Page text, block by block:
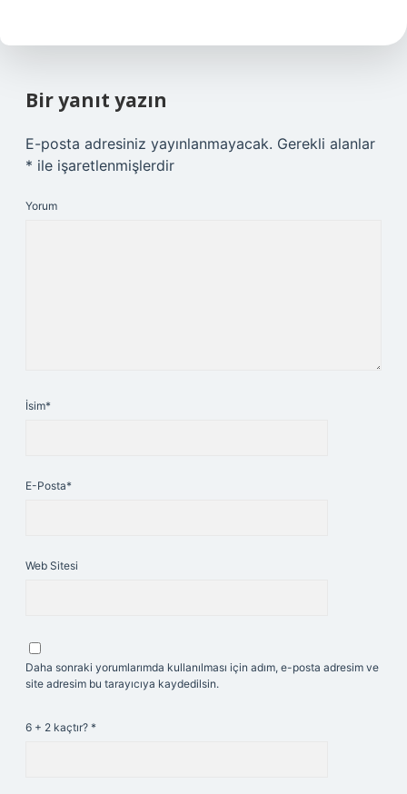
Bir yanıt yazın
E-posta adresiniz yayınlanmayacak. Gerekli alanlar
* ile işaretlenmişlerdir
Yorum
İsim*
E-Posta*
Web Sitesi
Daha sonraki yorumlarımda kullanılması için adım, e-posta adresim ve
site adresim bu tarayıcıya kaydedilsin.
6 + 2 kaçtır? *